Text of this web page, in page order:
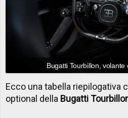
Bugatti Tourbillon,
Ecco una tabella riepilogativa
optional della Bugatti